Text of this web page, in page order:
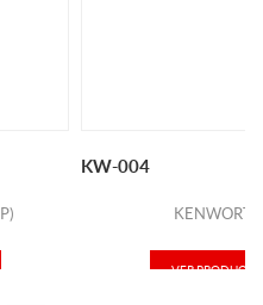
KW-004
VER PRODUCTO